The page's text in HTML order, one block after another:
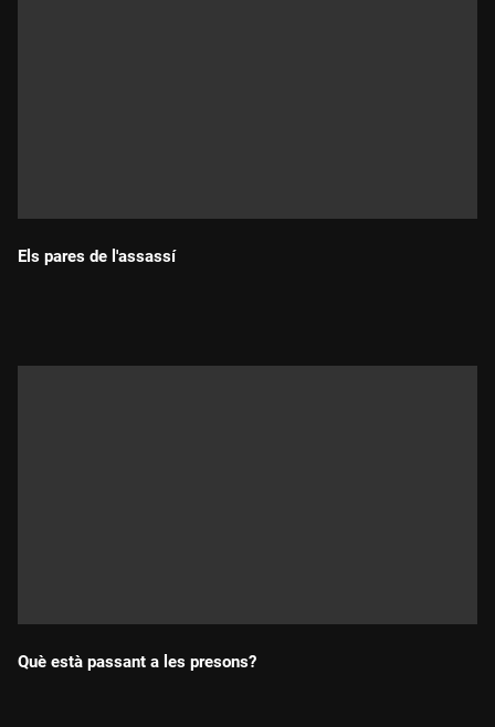
Els pares de l'assassí
Què està passant a les presons?